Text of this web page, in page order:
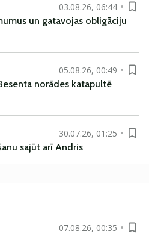
03.08.26, 06:44
un gatavojas obligāciju
05.08.26, 00:49
norādes katapultē
30.07.26, 01:25
sajūt arī Andris
07.08.26, 00:35